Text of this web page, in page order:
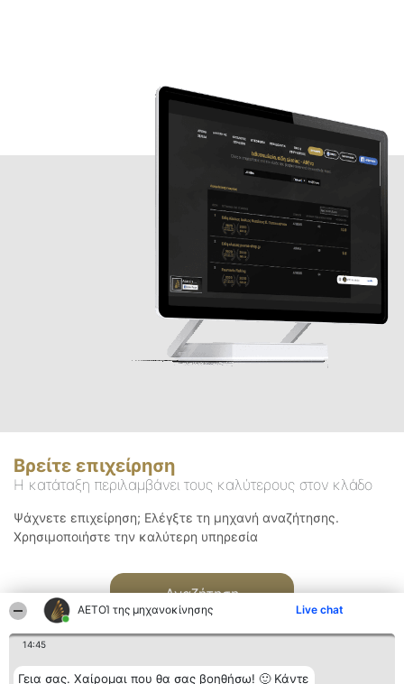
ΑΕΤΟΊ της μηχανοκίνησης Live chat
14:45
Γεια σας. Χαίρομαι που θα σας βοηθήσω! 🙂 Κάντε
Βρείτε επιχείρηση
Η κατάταξη περιλαμβάνει τους καλύτερους στον κλάδο
Ψάχνετε επιχείρηση; Ελέγξτε τη μηχανή αναζήτησης.
Χρησιμοποιήστε την καλύτερη υπηρεσία
Αναζήτηση